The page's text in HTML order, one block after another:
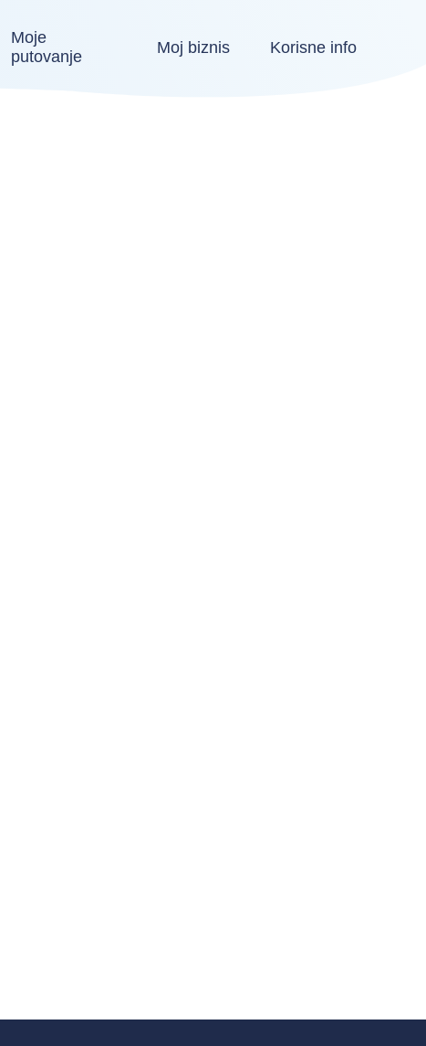
Moje
putovanje
Moj biznis Korisne info